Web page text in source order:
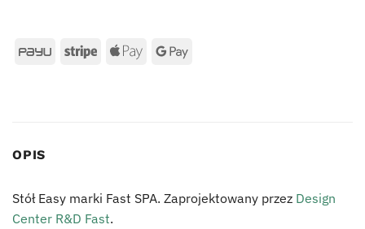
OPIS
Stół Easy marki Fast SPA. Zaprojektowany przez Design
Center R&D Fast.